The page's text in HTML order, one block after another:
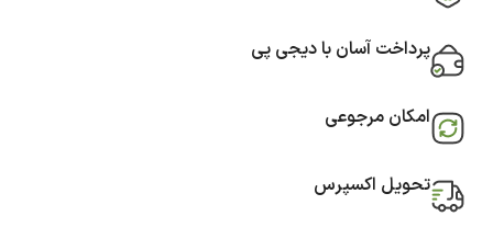
پرداخت آسان با دیجی پی
امکان مرجوعی
تحویل اکسپرس